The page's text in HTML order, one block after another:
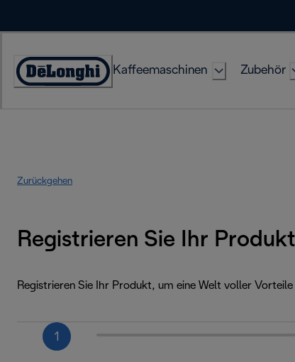
Erklärung
Kaffeemaschinen Zubehör
Zurückgehen
Registrieren Sie Ihr Produkt
Registrieren Sie Ihr Produkt, um eine Welt voller
1